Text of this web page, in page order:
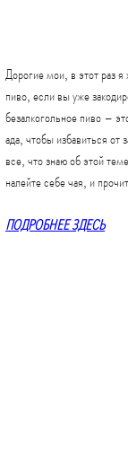
Дорогие мои, в этот раз
пиво, если вы уже
безалкогольное пиво –
ада, чтобы избавиться
все, что знаю об этой
налейте себе чая, и
ПОДРОБНЕЕ ЗДЕСЬ